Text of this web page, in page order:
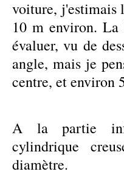
voiture, j'estimais
10 m environ.
évaluer, vu de
angle, mais je
centre, et environ
A la partie
cylindrique
diamètre.